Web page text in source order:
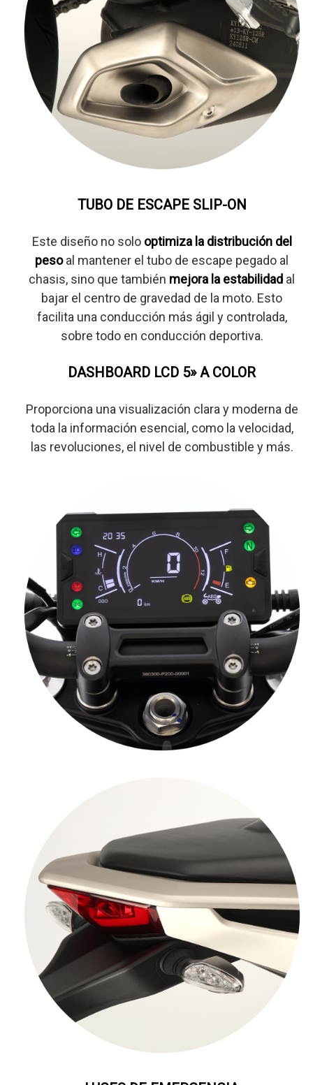
TUBO DE ESCAPE SLIP-ON
Este diseño no solo optimiza la distribución del
pesoal mantener el tubo de escape pegado al
chasis, sino que también mejora la estabilidad al
bajar el centro de gravedad de la moto. Esto
facilita una conducción más ágil y controlada,
sobre todo en conducción deportiva.
DASHBOARD LCD 5» A COLOR
Proporciona una visualización clara y moderna de
toda la información esencial, como la velocidad,
las revoluciones, el nivel de combustible y más.